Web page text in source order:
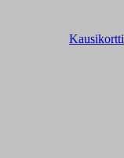
Kausikortti